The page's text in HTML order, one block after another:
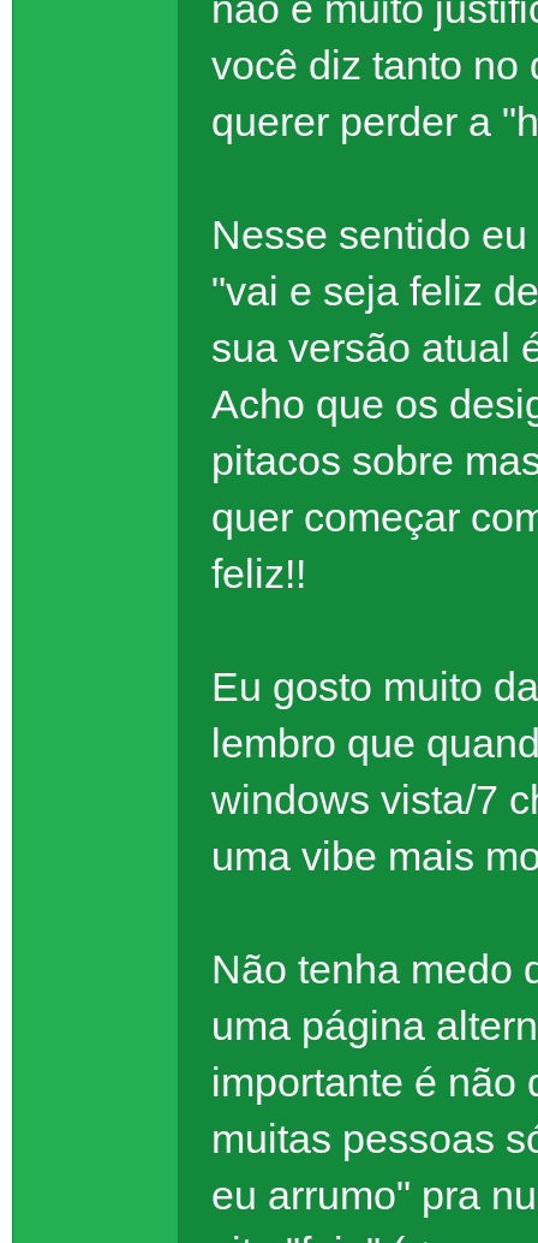
você diz tanto no
querer perder a
Nesse sentido
"vai e seja feliz
sua versão atual
Acho que os
pitacos sobre
quer começar
feliz!!
Eu gosto muito
lembro que
windows vista/7
uma vibe mais
Não tenha medo
uma página
importante é não
muitas pessoas
eu arrumo" pra